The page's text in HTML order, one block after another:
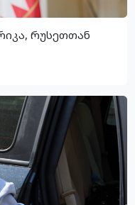
რუსეთთან